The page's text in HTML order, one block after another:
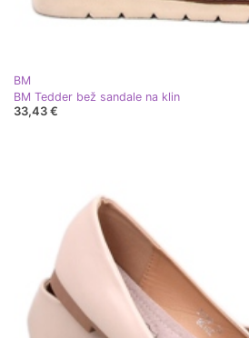
BM
BM Tedder bež sandale na klin
33,43 €